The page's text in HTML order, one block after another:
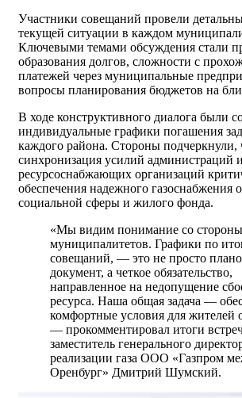
Участники совещаний провели
текущей ситуации в каждом
Ключевыми темами обсуждения стали
образования долгов, сложности с
платежей через муниципальные
вопросы планирования бюджетов на
В ходе конструктивного диалога были
индивидуальные графики погашения
каждого района. Стороны подчеркнули,
синхронизация усилий администраций и
ресурсоснабжающих организаций
обеспечения надежного газоснабжения
социальной сферы и жилого фонда.
«Мы видим понимание со стороны
муниципалитетов. Графики по
совещаний, — это не просто
документ, а четкое обязательство,
направленное на недопущение
ресурса. Наша общая задача —
комфортные условия для жителей
— прокомментировал итоги
заместитель генерального
реализации газа ООО «Газпром
Оренбург» Дмитрий Шумский.